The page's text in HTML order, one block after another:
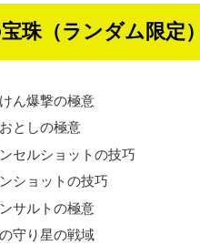
珠（ランダム限定
ん爆撃の極意
としの極意
セルショットの技巧
ショットの技巧
サルトの極意
守り星の戦域